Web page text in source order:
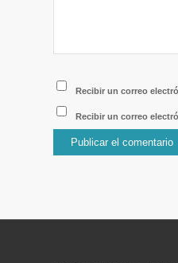
Recibir un correo
Recibir un correo